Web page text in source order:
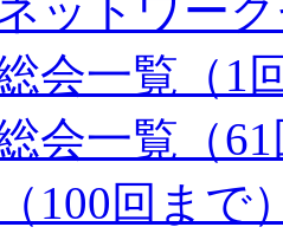
ットワー
会一覧（1
会一覧（
100回まで